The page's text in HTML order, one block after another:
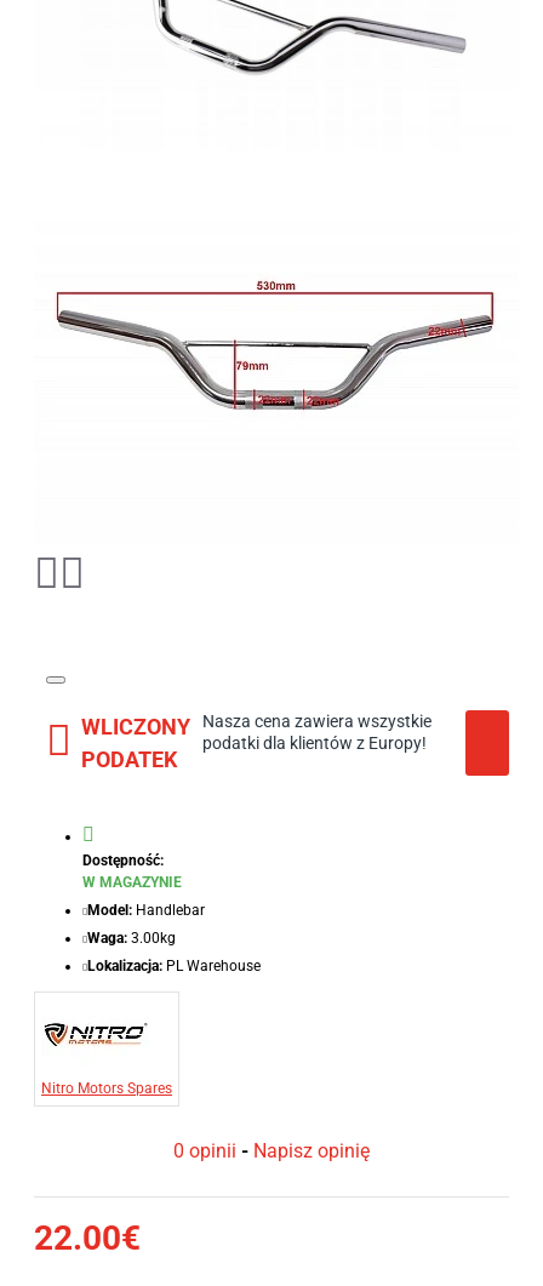
WLICZONY
PODATEK
Nasza cena zawiera wszystkie
podatki dla klientów z Europy!
Dostępność:
W MAGAZYNIE
Model: Handlebar
Waga: 3.00kg
Lokalizacja: PL Warehouse
Nitro Motors Spares
0 opinii - Napisz opinię
22.00€